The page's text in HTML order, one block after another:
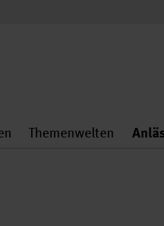
Stoffe & Sticken
Themenwelten